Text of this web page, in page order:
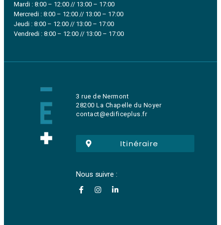
Mardi : 8:00 – 12:00 // 13:00 – 17:00
Mercredi : 8:00 – 12:00 // 13:00 – 17:00
Jeudi : 8:00 – 12:00 // 13:00 – 17:00
Vendredi : 8:00 – 12:00 // 13:00 – 17:00
3 rue de Nermont
28200 La Chapelle du Noyer
contact@edificeplus.fr
Itinéraire
Nous suivre :